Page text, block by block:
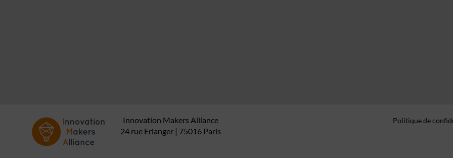
Innovation Makers Alliance
24 rue Erlanger | 75016 Paris
Politique de